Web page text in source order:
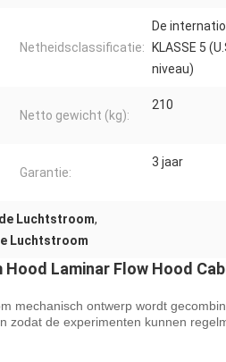
Netheidsclassificatie:
De
KLASSE 5
niveau)
Netto gewicht (kg):
210
Garantie:
3 jaar
Luchtstroom,
Luchtstroom
Laminar Flow Hood
mechanisch ontwerp wordt
zodat de experimenten kunnen